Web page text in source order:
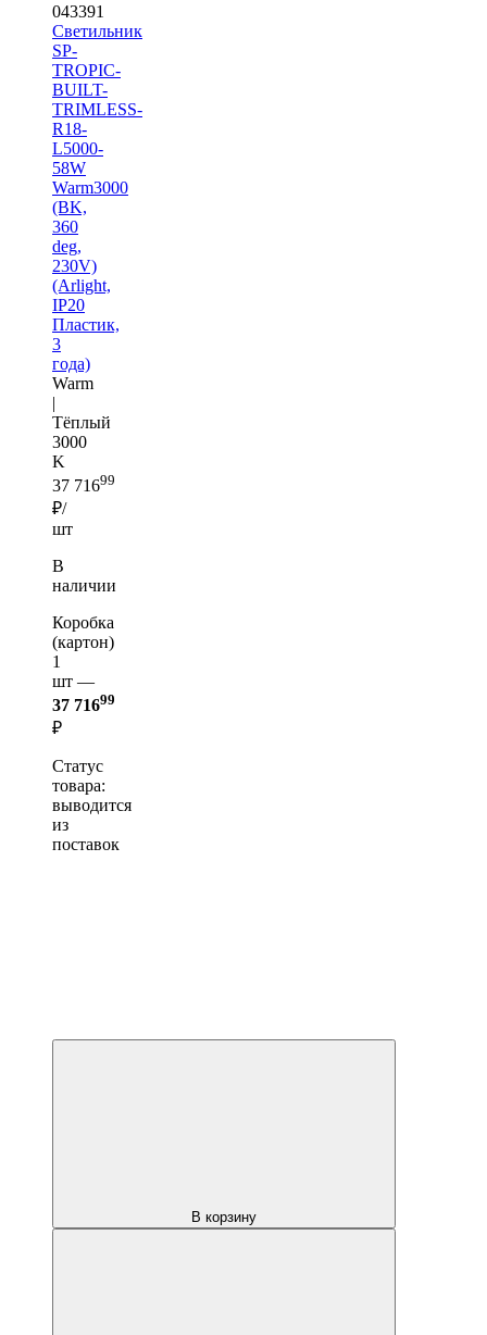
043391
Светильник
SP-
TROPIC-
BUILT-
TRIMLESS-
R18-
L5000-
58W
Warm3000
(BK,
360
deg,
230V)
(Arlight,
IP20
Пластик,
3
года)
Warm
|
Тёплый
3000
K
37 71699
₽/
шт
В
наличии
Коробка
(картон)
1
шт —
37 71699
₽
Статус
товара:
выводится
из
поставок
В корзину